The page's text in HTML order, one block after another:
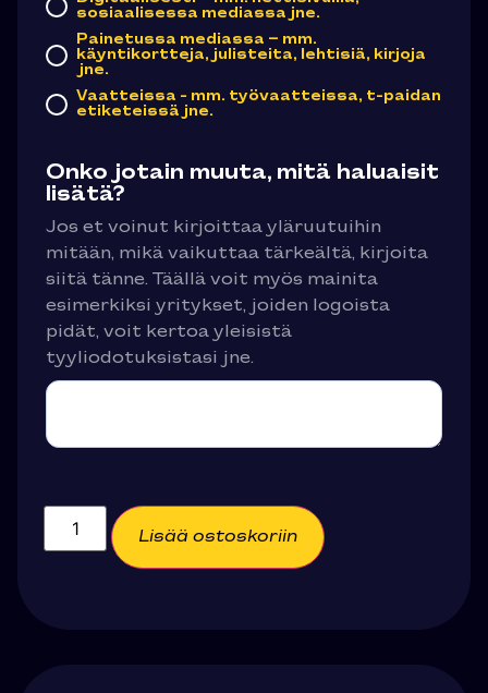
sosiaalisessa mediassa jne.
Painetussa mediassa – mm.
käyntikortteja, julisteita, lehtisiä, kirjoja
jne.
Vaatteissa - mm. työvaatteissa, t-paidan
etiketeissä jne.
Onko jotain muuta, mitä haluaisit
lisätä?
Jos et voinut kirjoittaa yläruutuihin
mitään, mikä vaikuttaa tärkeältä, kirjoita
siitä tänne. Täällä voit myös mainita
esimerkiksi yritykset, joiden logoista
pidät, voit kertoa yleisistä
tyyliodotuksistasi jne.
Lisää ostoskoriin